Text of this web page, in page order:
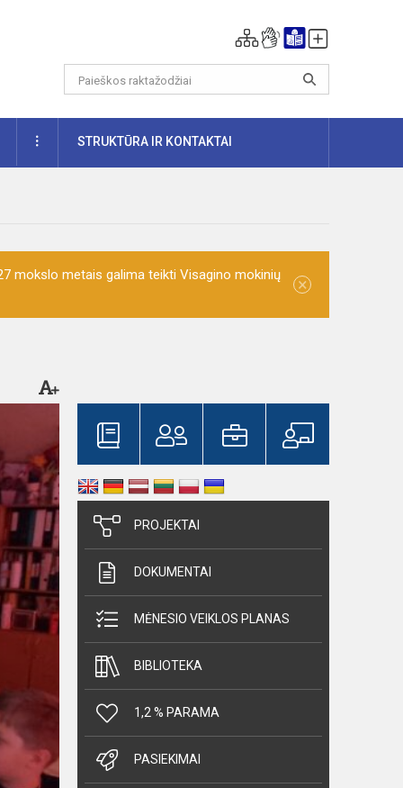
DAUGIAUSTRUKTŪRA IR KONTAKTAI
mokslo metais galima teikti Visagino mokinių
×
PROJEKTAI
DOKUMENTAI
MĖNESIO VEIKLOS PLANAS
BIBLIOTEKA
1,2 % PARAMA
PASIEKIMAI